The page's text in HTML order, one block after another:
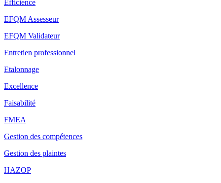
Efficience
EFQM Assesseur
EFQM Validateur
Entretien professionnel
Etalonnage
Excellence
Faisabilité
FMEA
Gestion des compétences
Gestion des plaintes
HAZOP